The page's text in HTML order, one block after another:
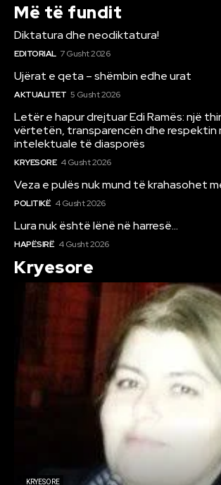
Më të fundit
Diktatura dhe neodiktatura!
EDITORIAL 7 Gusht 2026
Ujërat e qeta – shëmbin edhe urat
AKTUALITET 5 Gusht 2026
Letër e hapur drejtuar Edi Ramës: një
vërtetën, transparencën dhe respektin
intelektuale të diasporës
KRYESORE 4 Gusht 2026
Veza e pulës nuk mund të krahasohet
POLITIKË 4 Gusht 2026
Lura nuk është lënë në harresë…
HAPËSIRË 4 Gusht 2026
Kryesore
KRYESORE